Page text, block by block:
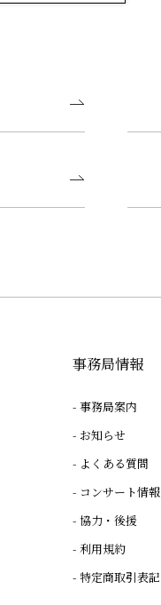
事務局情報
事務局案内
お知らせ
よくある質問
コンサート情報
協力・後援
利用規約
特定商取引表記